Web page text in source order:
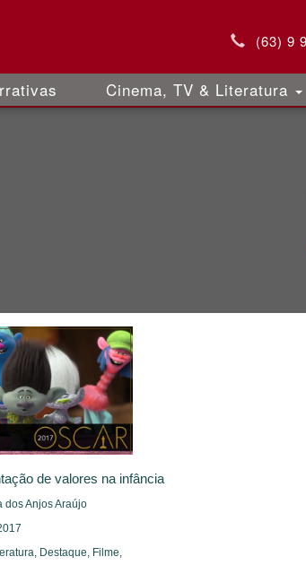
(63) 9
Cinema, TV & Literatura
de valores na infância
dos Anjos Araújo
Destaque, Filme,